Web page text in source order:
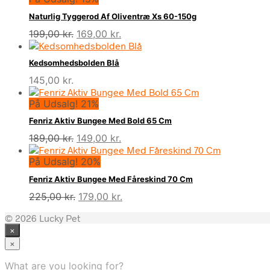
Naturlig Tyggerod Af Oliventræ Xs 60-150g
199,00kr. Den
oprindelige
pris
var:
169,00 kr.
aktuelle
Kedsomhedsbolden Blå
145,00 kr.
På Udsalg! 21%
Fenriz Aktiv Bungee Med Bold 65 Cm
189,00kr. Den
oprindelige
pris
var:
189,00 kr..
149,00 kr.
aktuelle
er:
149,00 kr..
På Udsalg! 20%
Fenriz Aktiv Bungee Med Fåreskind 70 Cm
225,00kr. Den
pris
179,00 kr.
© 2026 Lucky Pet
×
×
What are you looking for?